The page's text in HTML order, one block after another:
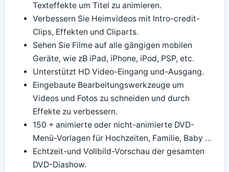
Texteffekte um Titel zu animieren.
Verbessern Sie Heimvideos mit Intro-credit-
Clips, Effekten und Cliparts.
Sehen Sie Filme auf alle gängigen mobilen
Geräte, wie zB iPad, iPhone, iPod, PSP, etc.
Unterstützt HD Video-Eingang und-Ausgang.
Eingebaute Bearbeitungswerkzeuge um
Videos und Fotos zu schneiden und durch
Effekte zu verbessern.
150 + animierte oder nicht-animierte DVD-
Menü-Vorlagen für Hochzeiten, Familie, Baby …
Echtzeit-und Vollbild-Vorschau der gesamten
DVD-Diashow.